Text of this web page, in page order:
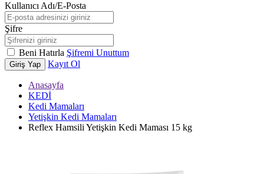
Kullanıcı Adı/E-Posta
Şifre
Beni Hatırla Şifremi Unuttum
Giriş Yap Kayıt Ol
Anasayfa
KEDİ
Kedi Mamaları
Yetişkin Kedi Mamaları
Reflex Hamsili Yetişkin Kedi Maması 15 kg